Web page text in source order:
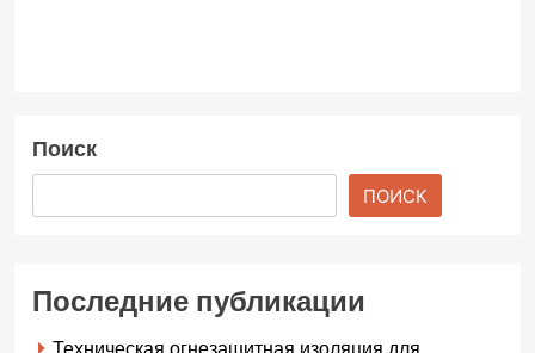
Поиск
ПОИСК
Последние публикации